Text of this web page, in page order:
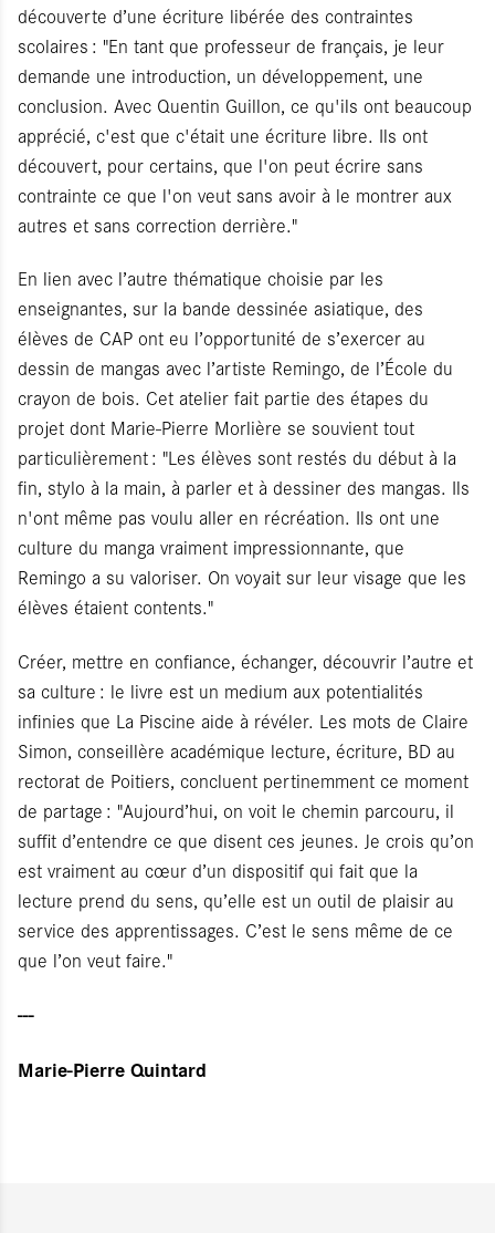
découverte d’une écriture libérée des contraintes
scolaires : "En tant que professeur de français, je leur
demande une introduction, un développement, une
conclusion. Avec Quentin Guillon, ce qu'ils ont beaucoup
apprécié, c'est que c'était une écriture libre. Ils ont
découvert, pour certains, que l'on peut écrire sans
contrainte ce que l'on veut sans avoir à le montrer aux
autres et sans correction derrière."
En lien avec l’autre thématique choisie par les
enseignantes, sur la bande dessinée asiatique, des
élèves de CAP ont eu l’opportunité de s’exercer au
dessin de mangas avec l’artiste Remingo, de l’École du
crayon de bois. Cet atelier fait partie des étapes du
projet dont Marie-Pierre Morlière se souvient tout
particulièrement : "Les élèves sont restés du début à la
fin, stylo à la main, à parler et à dessiner des mangas. Ils
n'ont même pas voulu aller en récréation. Ils ont une
culture du manga vraiment impressionnante, que
Remingo a su valoriser. On voyait sur leur visage que les
élèves étaient contents."
Créer, mettre en confiance, échanger, découvrir l’autre et
sa culture : le livre est un medium aux potentialités
infinies que La Piscine aide à révéler. Les mots de Claire
Simon, conseillère académique lecture, écriture, BD au
rectorat de Poitiers, concluent pertinemment ce moment
de partage : "Aujourd’hui, on voit le chemin parcouru, il
suffit d’entendre ce que disent ces jeunes. Je crois qu’on
est vraiment au cœur d’un dispositif qui fait que la
lecture prend du sens, qu’elle est un outil de plaisir au
service des apprentissages. C’est le sens même de ce
que l’on veut faire."
---
Marie-Pierre Quintard